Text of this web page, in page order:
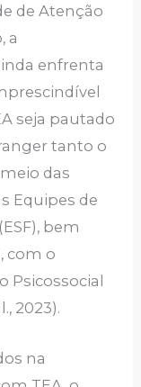
de Atenção
a
enfrenta
seja pautado
tanto o
das
Equipes de
bem
com o
Psicossocial
2023).
na